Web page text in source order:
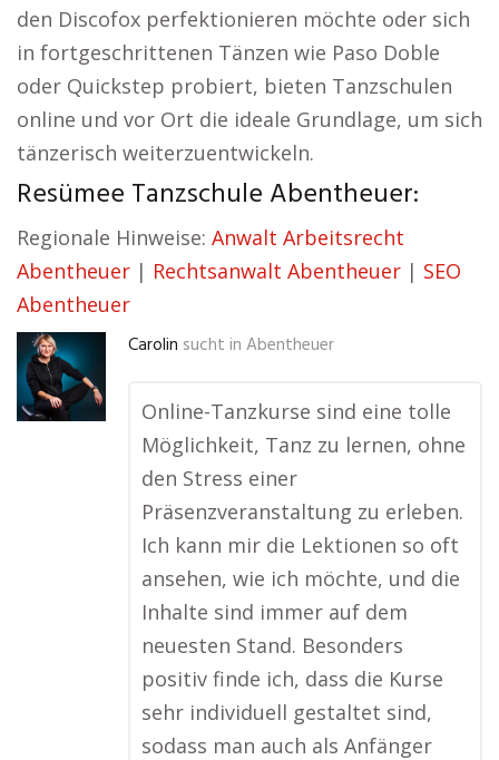
den Discofox perfektionieren möchte oder sich
in fortgeschrittenen Tänzen wie Paso Doble
oder Quickstep probiert, bieten Tanzschulen
online und vor Ort die ideale Grundlage, um sich
tänzerisch weiterzuentwickeln.
Resümee Tanzschule Abentheuer:
Regionale Hinweise: Anwalt Arbeitsrecht
Abentheuer | Rechtsanwalt Abentheuer | SEO
Abentheuer
Carolin sucht in Abentheuer
Online-Tanzkurse sind eine tolle
Möglichkeit, Tanz zu lernen, ohne
den Stress einer
Präsenzveranstaltung zu erleben.
Ich kann mir die Lektionen so oft
ansehen, wie ich möchte, und die
Inhalte sind immer auf dem
neuesten Stand. Besonders
positiv finde ich, dass die Kurse
sehr individuell gestaltet sind,
sodass man auch als Anfänger